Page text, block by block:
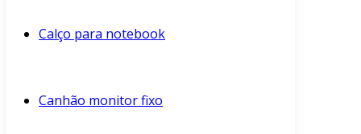
Calço para notebook
Canhão monitor fixo